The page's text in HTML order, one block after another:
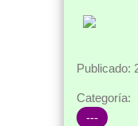
Publicado:
Categoría:
---